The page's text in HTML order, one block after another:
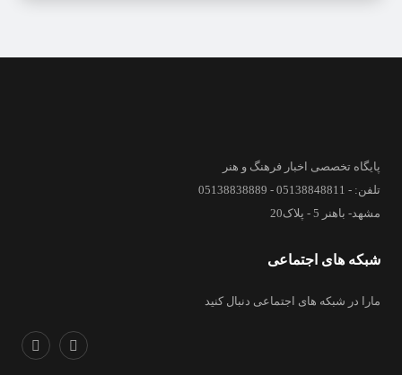
پایگاه تخصصی اخبار فرهنگ و هنر
تلفن: - 05138848811 - 05138838889
مشهد- باهنر 5 - پلاک20
شبکه های اجتماعی
مارا در شبکه های اجتماعی دنبال کنید